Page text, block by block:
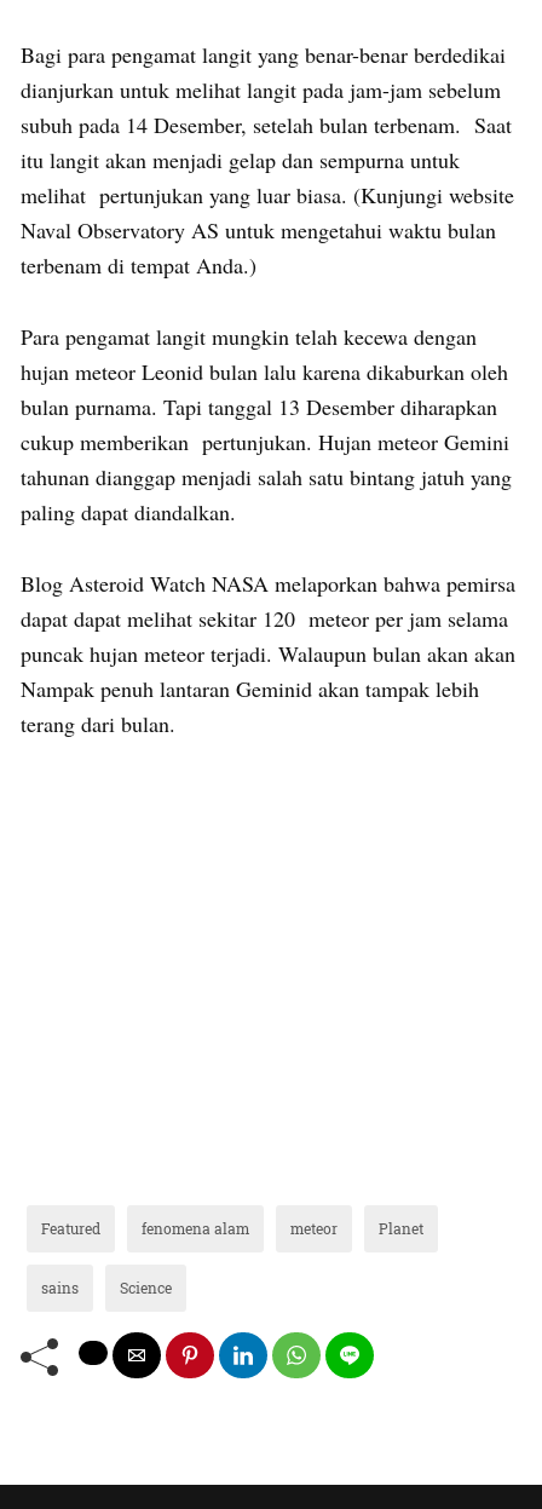
Bagi para pengamat langit yang benar-benar berdedikai
dianjurkan untuk melihat langit pada jam-jam sebelum
subuh pada 14 Desember, setelah bulan terbenam. Saat
itu langit akan menjadi gelap dan sempurna untuk
melihat pertunjukan yang luar biasa. (Kunjungi website
Naval Observatory AS untuk mengetahui waktu bulan
terbenam di tempat Anda.)
Para pengamat langit mungkin telah kecewa dengan
hujan meteor Leonid bulan lalu karena dikaburkan oleh
bulan purnama. Tapi tanggal 13 Desember diharapkan
cukup memberikan pertunjukan. Hujan meteor Gemini
tahunan dianggap menjadi salah satu bintang jatuh yang
paling dapat diandalkan.
Blog Asteroid Watch NASA melaporkan bahwa pemirsa
dapat dapat melihat sekitar 120 meteor per jam selama
puncak hujan meteor terjadi. Walaupun bulan akan akan
Nampak penuh lantaran Geminid akan tampak lebih
terang dari bulan.
Featured fenomena alam meteor Planet
sains Science